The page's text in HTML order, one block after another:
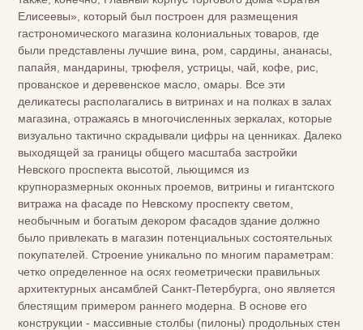
Елисеевы», который был построен для размещения
гастрономического магазина колониальных товаров, где
были представлены лучшие вина, ром, сардины, ананасы,
папайя, мандарины, трюфеля, устрицы, чай, кофе, рис,
прованское и деревенское масло, омары. Все эти
деликатесы располагались в витринах и на полках в залах
магазина, отражаясь в многочисленных зеркалах, которые
визуально тактично скрадывали цифры на ценниках. Далеко
выходящей за границы общего масштаба застройки
Невского проспекта высотой, льющимся из
крупноразмерных оконных проемов, витрины и гигантского
витража на фасаде по Невскому проспекту светом,
необычным и богатым декором фасадов здание должно
было привлекать в магазин потенциальных состоятельных
покупателей. Строение уникально по многим параметрам:
четко определенное на осях геометрически правильных
архитектурных ансамблей Санкт-Петербурга, оно является
блестящим примером раннего модерна. В основе его
конструкции - массивные столбы (пилоны) продольных стен